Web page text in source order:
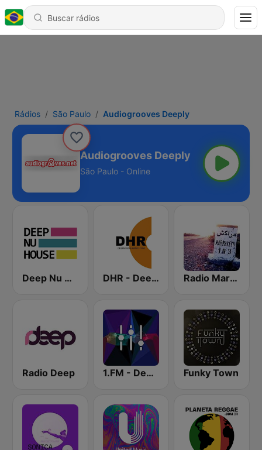
Rádios São Paulo Audiogrooves Deeply
Audiogrooves Deeply
São Paulo - Online
Deep Nu House Radio by SO&SO DHR - Deep House Radio Radio Marrakech
Radio Deep 1.FM - Deep House Funky Town